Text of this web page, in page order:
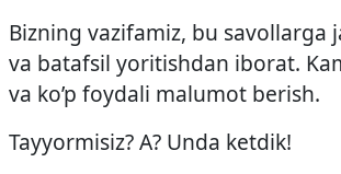
Bizning vazifamiz, bu savollarga
va batafsil yoritishdan iborat.
va ko’p foydali malumot berish.
Tayyormisiz? A? Unda ketdik!